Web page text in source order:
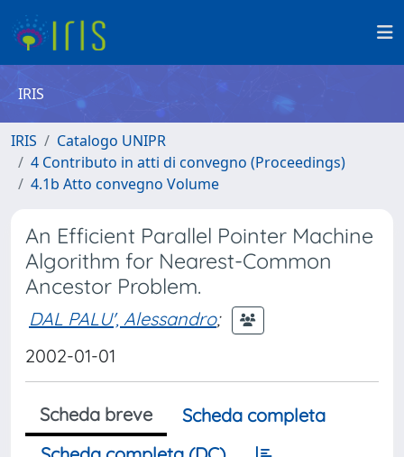
IRIS
IRIS
Catalogo UNIPR
4 Contributo in atti di convegno (Proceedings)
4.1b Atto convegno Volume
An Efficient Parallel Pointer Machine
Algorithm for Nearest-Common
Ancestor Problem.
DAL PALU', Alessandro;
2002-01-01
Scheda breve
Scheda completa